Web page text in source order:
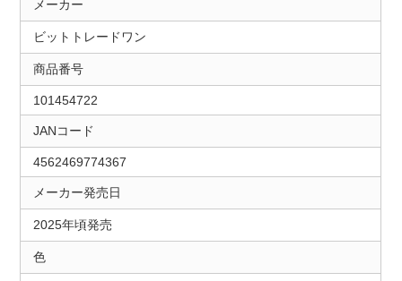
メーカー
ビットトレードワン
商品番号
101454722
JANコード
4562469774367
メーカー発売日
2025年頃発売
色